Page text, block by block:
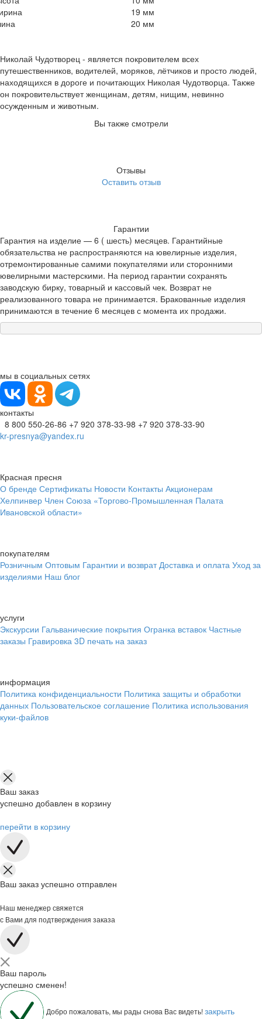
19 мм
20 мм
Николай Чудотворец - является покровителем всех
путешественников, водителей, моряков, лётчиков и просто людей,
находящихся в дороге и почитающих Николая Чудотворца. Также
он покровительствует женщинам, детям, нищим, невинно
осужденным и животным.
Вы также смотрели
Отзывы
Оставить отзыв
Гарантии
Гарантия на изделие — 6 ( шесть) месяцев. Гарантийные
обязательства не распространяются на ювелирные изделия,
отремонтированные самими покупателями или сторонними
ювелирными мастерскими. На период гарантии сохранять
заводскую бирку, товарный и кассовый чек. Возврат не
реализованного товара не принимается. Бракованные изделия
принимаются в течение 6 месяцев с момента их продажи.
мы в социальных сетях
контакты
8 800 550-26-86 +7 920 378-33-98 +7 920 378-33-90
kr-presnya@yandex.ru
Красная пресня
О бренде Сертификаты Новости Контакты Акционерам
Хелпинвер Член Союза «Торгово-Промышленная Палата
Ивановской области»
покупателям
Розничным Оптовым Гарантии и возврат Доставка и оплата Уход за
изделиями Наш блог
услуги
Экскурсии Гальванические покрытия Огранка вставок Частные
заказы Гравировка 3D печать на заказ
информация
Политика конфиденциальности Политика защиты и обработки
данных Пользовательское соглашение Политика использования
куки-файлов
Ваш заказ
успешно добавлен в корзину
перейти в корзину
Ваш заказ успешно отправлен
Наш менеджер свяжется
с Вами для подтверждения заказа
Ваш пароль
успешно сменен!
Добро пожаловать, мы рады снова Вас видеть!закрыть